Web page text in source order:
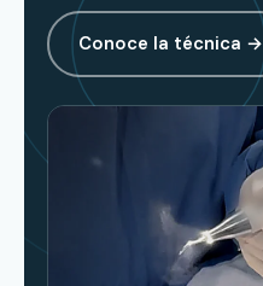
Conoce la técnica →